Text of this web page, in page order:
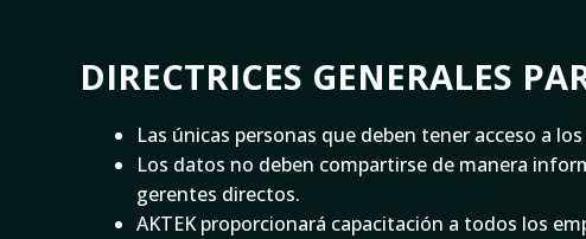
DIRECTRICES GENERALES
Las únicas personas que deben tener acceso a
Los datos no deben compartirse de manera
gerentes directos.
AKTEK proporcionará capacitación a todos los